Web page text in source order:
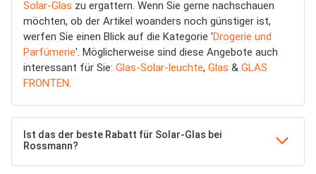
Solar-Glas zu ergattern. Wenn Sie gerne nachschauen
möchten, ob der Artikel woanders noch günstiger ist,
werfen Sie einen Blick auf die Kategorie 'Drogerie und
Parfümerie'. Möglicherweise sind diese Angebote auch
interessant für Sie: Glas-Solar-leuchte, Glas & GLAS
FRONTEN.
Ist das der beste Rabatt für Solar-Glas bei
Rossmann?